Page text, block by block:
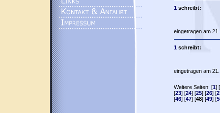
1schreibt:
eingetragen am
1schreibt:
eingetragen am
Weitere Seiten: [1] [
[23] [24] [25] [26] [
[46] [47] [48] [49] [